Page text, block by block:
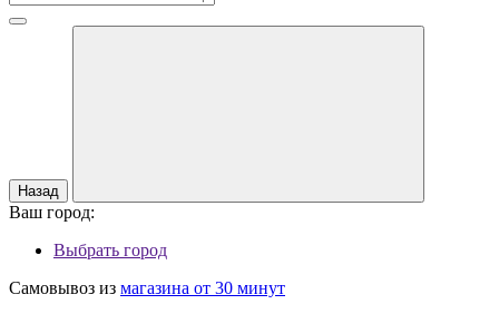
Назад
Ваш город:
Выбрать город
Самовывоз из магазина от 30 минут